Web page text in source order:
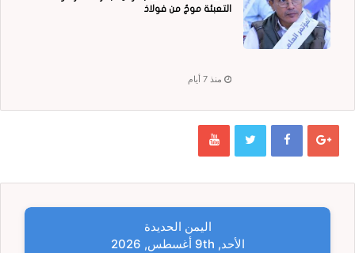
التعبئة موجٌ من فولاذ
منذ 7 أيام
اليمن الحديدة
الأحد, 9th أغسطس, 2026